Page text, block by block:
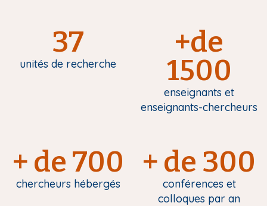
37
unités de recherche
+de
1500
enseignants et
enseignants-chercheurs
+ de 700
chercheurs hébergés
+ de 300
conférences et
colloques par an